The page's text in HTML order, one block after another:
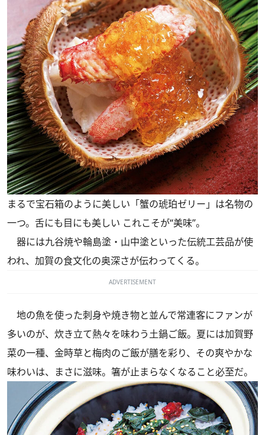
まるで宝石箱のように美しい「蟹の琥珀ゼリー」は名物の
一つ。舌にも目にも美しい これこそが“美味”。
器には九谷焼や輪島塗・山中塗といった伝統工芸品が使
われ、加賀の食文化の奥深さが伝わってくる。
ADVERTISEMENT
地の魚を使った刺身や焼き物と並んで常連客にファンが
多いのが、炊き立て熱々を味わう土鍋ご飯。夏には加賀野
菜の一種、金時草と梅肉のご飯が膳を彩り、その爽やかな
味わいは、まさに滋味。箸が止まらなくなること必至だ。